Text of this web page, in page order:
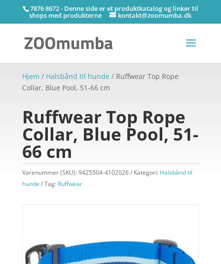
7876 8672 - Denne side er et produktkatalog og linker til
shops med produkterne kontakt@zoomumba.dk
Hjem / Halsbånd til hunde / Ruffwear Top Rope
Collar, Blue Pool, 51-66 cm
Ruffwear Top Rope
Collar, Blue Pool, 51-
66 cm
Varenummer (SKU):9425504-4102026 Kategori: Halsbånd til
hunde
Tag: Ruffwear